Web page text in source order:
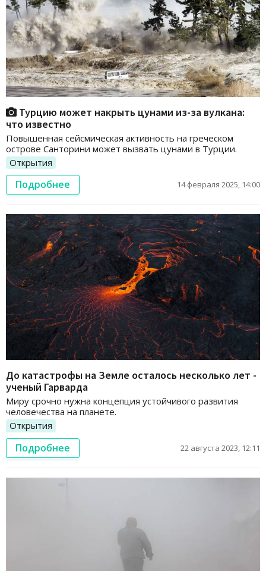
Турцию может накрыть цунами из-за вулкана:
что известно
Повышенная сейсмическая активность на греческом
острове Санторини может вызвать цунами в Турции.
Открытия
Подробнее 14 февраля 2025, 14:00
До катастрофы на Земле осталось несколько лет -
ученый Гарварда
Миру срочно нужна концепция устойчивого развития
человечества на планете.
Открытия
Подробнее 22 августа 2023, 12:11